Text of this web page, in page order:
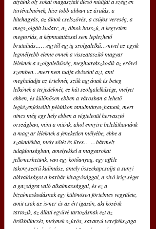
történelmének, hisz több abban az árulás, a
hitehagyás, az álnok cselszövés, a csúfos vereség, a
megszolgált kudarc, az álnok bosszú, a kegyetlen
megtorlás, a képmutatással sem leplezhető
brutalitás……egytől egyig szolgalelkű…mivel az egyik
legmélyebb eleme ennek a visszataszító magyar
léleknek a szolgalelkűség, meghunyászkodik az erővel
szemben…mert nem tudja elviselni azt, ami
meghaladja az értelmét, szűk agyának és beteg
lelkének a terjedelmét, ez hát szolgalelkűsége, melyet
ebben, és különösen ebben a városban a lehető
legkézenfekvőbb példákon tanulmányozhatunk, mert
nincs még egy hely ebben a végtelenül hervasztó
országban, mint a miénk, ahol ennyire beleláthatnánk
a magyar léleknek a feneketlen mélyébe, ebbe a
szakadékba, mely sötét és üres… …bármely
tulajdonságban, amelyekkel a magyarokat
jellemezhetünk, van egy kötőanyag, egy afféle
takonyszerű kulimász, amely összekapcsolja a sunyi
alávalóságot a barbár kivagyisággal, a sívó irigységet
a gazságra való alkalmassággal, és ez a
bizalmaskodásnak egy különösen förtelmes vegyülete,
amit csak az ismer és az ért igazán, aki közénk
tartozik, az állati együvé tartozásnak ezt az
örökbilincsét, melynek szúrós, savanyú verejtékszaga